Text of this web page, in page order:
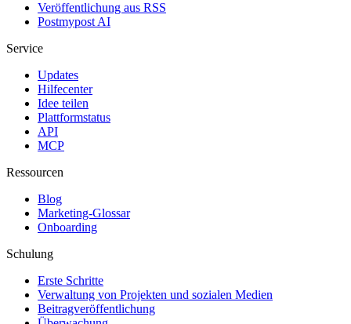
Veröffentlichung aus RSS
Postmypost AI
Service
Updates
Hilfecenter
Idee teilen
Plattformstatus
API
MCP
Ressourcen
Blog
Marketing-Glossar
Onboarding
Schulung
Erste Schritte
Verwaltung von Projekten und sozialen Medien
Beitragveröffentlichung